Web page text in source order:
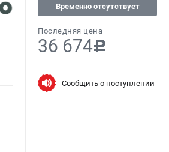
Временно отсутствует
Последняя цена
36 674c
Сообщить о поступлении